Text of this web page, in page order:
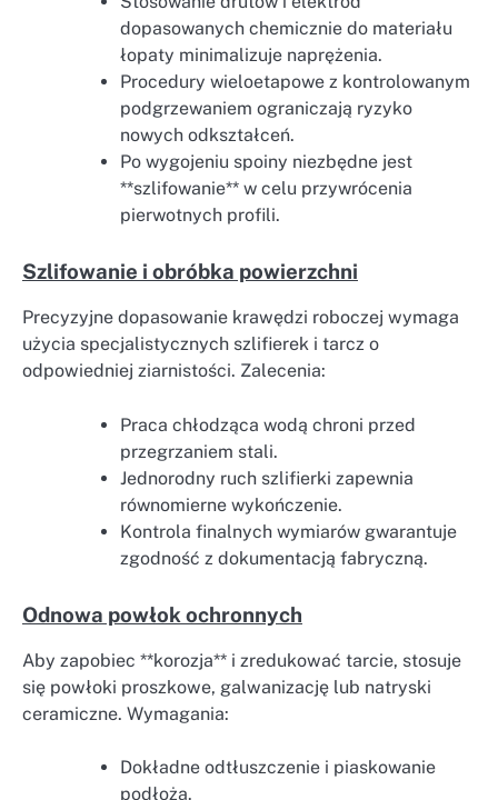
dopasowanych chemicznie do materiału
łopaty minimalizuje naprężenia.
Procedury wieloetapowe z kontrolowanym
podgrzewaniem ograniczają ryzyko
nowych odkształceń.
Po wygojeniu spoiny niezbędne jest
**szlifowanie** w celu przywrócenia
pierwotnych profili.
Szlifowanie i obróbka powierzchni
Precyzyjne dopasowanie krawędzi roboczej wymaga
użycia specjalistycznych szlifierek i tarcz o
odpowiedniej ziarnistości. Zalecenia:
Praca chłodząca wodą chroni przed
przegrzaniem stali.
Jednorodny ruch szlifierki zapewnia
równomierne wykończenie.
Kontrola finalnych wymiarów gwarantuje
zgodność z dokumentacją fabryczną.
Odnowa powłok ochronnych
Aby zapobiec **korozja** i zredukować tarcie, stosuje
się powłoki proszkowe, galwanizację lub natryski
ceramiczne. Wymagania:
Dokładne odtłuszczenie i piaskowanie
podłoża.